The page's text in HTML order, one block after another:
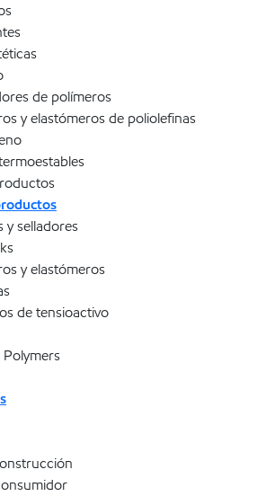
de polímeros
y elastómeros de poliolefinas
y selladores
y elastómeros
de tensioactivo